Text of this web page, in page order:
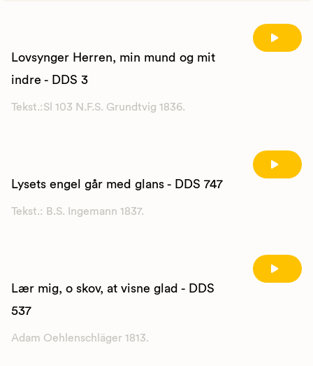
Lovsynger Herren, min mund og mit
indre - DDS 3
Tekst.:Sl 103 N.F.S. Grundtvig 1836.
Lysets engel går med glans - DDS 747
Tekst.: B.S. Ingemann 1837.
Lær mig, o skov, at visne glad - DDS
537
Adam Oehlenschläger 1813.